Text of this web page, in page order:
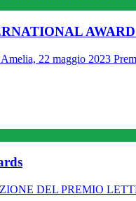
AWARD
22 maggio 2023
DEL PREMIO